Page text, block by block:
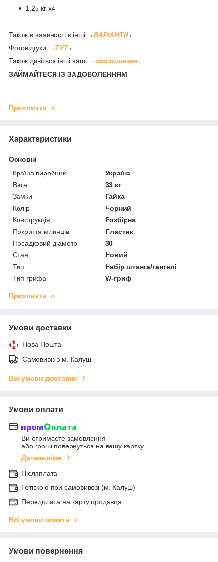
1,25 кг х4
Також в наявності є інші →ВАРІАНТИ←
Фотовідгуки → ТУТ←
Також дивіться інші наші →оголошення←
ЗАЙМАЙТЕСЯ ІЗ ЗАДОВОЛЕННЯМ
Приховати
Характеристики
Основні
Країна виробник
Україна
Вага
33 кг
Замки
Гайка
Колір
Чорний
Конструкція
Розбірна
Покриття млинців
Пластик
Посадковий діаметр
30
Стан
Новий
Тип
Набір штанга/гантелі
Тип грифа
W-гриф
Приховати
Умови доставки
Нова Пошта
Самовивіз з м. Калуш
Всі умови доставки
Умови оплати
Ви отримаєте замовлення
або гроші повернуться на вашу картку
Детальніше
Післяплата
Готівкою при самовивозі (м. Калуш)
Передплата на карту продавця
Всі умови оплати
Умови повернення